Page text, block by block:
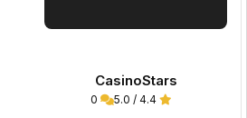
CasinoStars
4.4 / 5.0
0